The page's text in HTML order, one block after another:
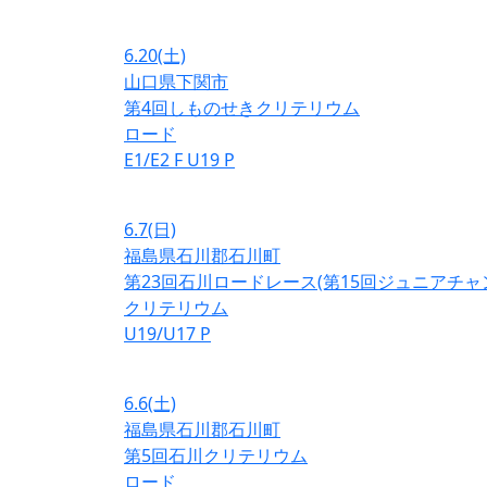
6.20(土)
山口県下関市
第4回しものせきクリテリウム
ロード
E1/E2 F U19 P
6.7(日)
福島県石川郡石川町
第23回石川ロードレース(第15回ジュニアチャ
クリテリウム
U19/U17 P
6.6(土)
福島県石川郡石川町
第5回石川クリテリウム
ロード